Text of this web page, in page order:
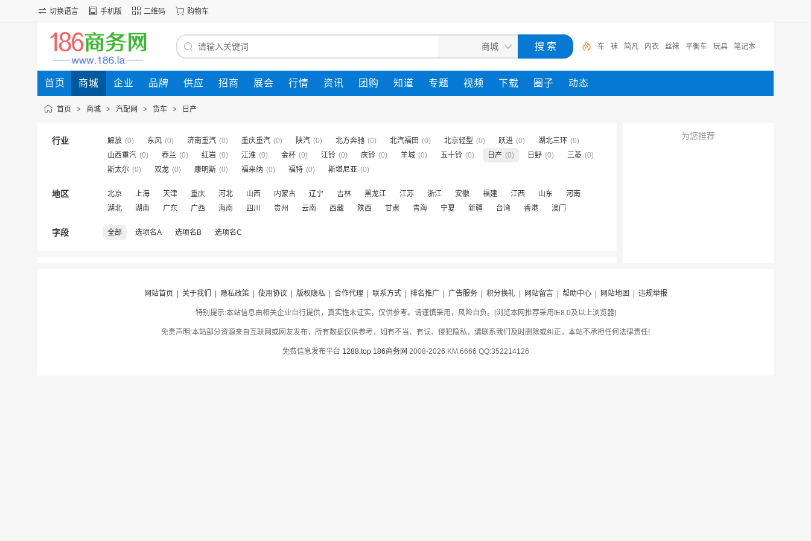
切换语言 手机版 二维码 购物车
车 袜 简凡 内衣 丝袜 平衡车 玩具 笔记本
首页 商城 企业 品牌 供应 招商 展会 行情 资讯 团购 知道 专题 视频 下载 圈子 动态
首页 > 商城 > 汽配网 > 货车 > 日产
行业 解放 (0) 东风 (0) 济南重汽 (0) 重庆重汽 (0) 陕汽 (0) 北方奔驰 (0) 北汽福田 (0) 北京轻型 (0) 跃进 (0) 湖北三环 (0)
山西重汽 (0) 春兰 (0) 红岩 (0) 江淮 (0) 金杯 (0) 江铃 (0) 庆铃 (0) 羊城 (0) 五十铃 (0) 日产 (0) 日野 (0) 三菱 (0)
斯太尔 (0) 双龙 (0) 康明斯 (0) 福来纳 (0) 福特 (0) 斯堪尼亚 (0)
地区 北京 上海 天津 重庆 河北 山西 内蒙古 辽宁 吉林 黑龙江 江苏 浙江 安徽 福建 江西 山东
河南
湖北
湖南 广东 广西 海南 四川 贵州 云南 西藏 陕西 甘肃 青海 宁夏 新疆 台湾 香港 澳门
字段 全部 选项名A 选项名B 选项名C
为您推荐
网站首页 关于我们 隐私政策| 使用协议 版权隐私| 合作代理| 联系方式| 排名推广| 广告服务| 积分换礼| 网站留言| 帮助中心| 网站地图 违规举报
特别提示:本站信息由相关企业自行提供，真实性未证实，仅供参考。请谨慎采用，风险自负。[浏览本网推荐采用IE8.0及以上浏览器]
免责声明:本站部分资源来自互联网或网友发布，所有数据仅供参考，如有不当、有误、侵犯隐私，请联系我们及时删除或纠正，本站不承担任何法律责任!
免费信息发布平台 1288.top 186商务网 2008-2026 KM:6666 QQ:352214126